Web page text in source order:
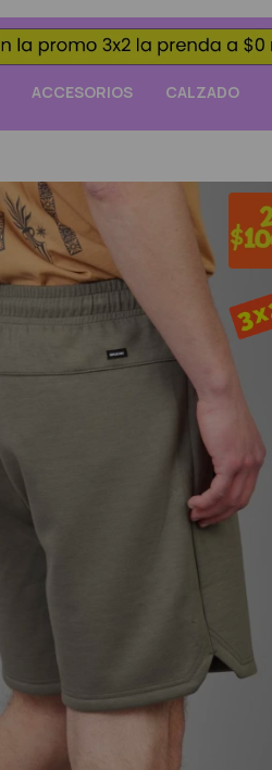
ACCESORIOS CALZADO